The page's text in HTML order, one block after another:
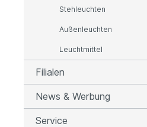
Stehleuchten
Außenleuchten
Leuchtmittel
Filialen
News & Werbung
Service